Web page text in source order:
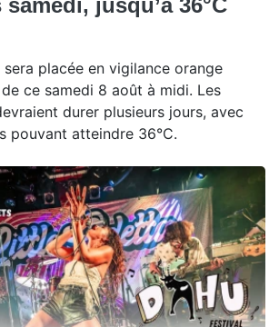
jusqu’à 36°C
placée en vigilance orange
ce samedi 8 août à midi. Les
durer plusieurs jours, avec
pouvant atteindre 36°C.